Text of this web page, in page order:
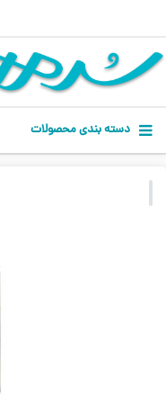
دسته بندی محصولات